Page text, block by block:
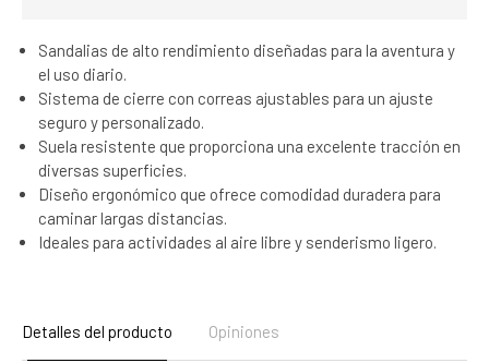
Sandalias de alto rendimiento diseñadas para la aventura y
el uso diario.
Sistema de cierre con correas ajustables para un ajuste
seguro y personalizado.
Suela resistente que proporciona una excelente tracción en
diversas superficies.
Diseño ergonómico que ofrece comodidad duradera para
caminar largas distancias.
Ideales para actividades al aire libre y senderismo ligero.
Detalles del producto Opiniones